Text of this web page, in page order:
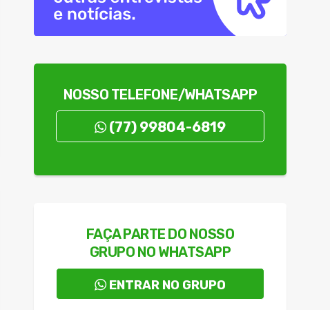
em UTIs
psicótico
em Guanambi
denúncia em Iuiú
A e B
NOSSO TELEFONE/WHATSAPP
(77) 99804-6819
FAÇA PARTE DO NOSSO
GRUPO NO WHATSAPP
ENTRAR NO GRUPO